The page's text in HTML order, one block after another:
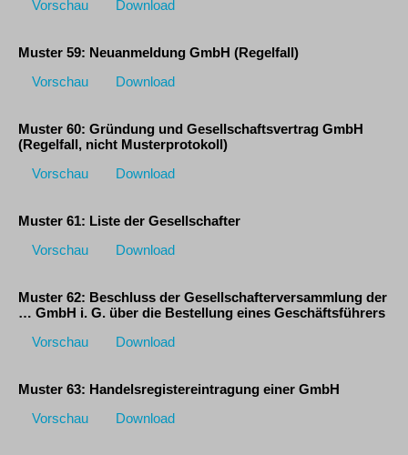
Vorschau
Download
Muster 59: Neuanmeldung GmbH (Regelfall)
Vorschau
Download
Muster 60: Gründung und Gesellschaftsvertrag GmbH
(Regelfall, nicht Musterprotokoll)
Vorschau
Download
Muster 61: Liste der Gesellschafter
Vorschau
Download
Muster 62: Beschluss der Gesellschafterversammlung der
… GmbH i. G. über die Bestellung eines Geschäftsführers
Vorschau
Download
Muster 63: Handelsregistereintragung einer GmbH
Vorschau
Download